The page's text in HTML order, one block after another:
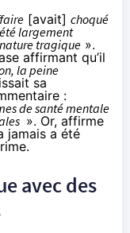
[avait] choqué
largement
tragique ».
affirmant qu’il
la peine
sa
:
de santé mentale
». Or, affirme
jamais a été
avec des